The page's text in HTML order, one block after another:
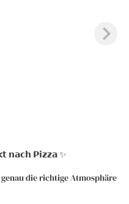
𝗣𝗶𝘇𝘇𝗮 ✨
die richtige Atmosphäre